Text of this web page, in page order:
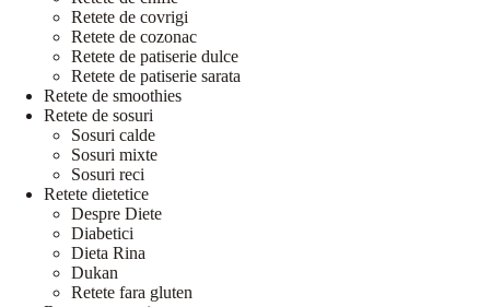
Retete de covrigi
Retete de cozonac
Retete de patiserie dulce
Retete de patiserie sarata
Retete de smoothies
Retete de sosuri
Sosuri calde
Sosuri mixte
Sosuri reci
Retete dietetice
Despre Diete
Diabetici
Dieta Rina
Dukan
Retete fara gluten